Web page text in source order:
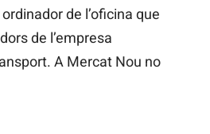
de l’oficina que
de l’empresa
A Mercat Nou no